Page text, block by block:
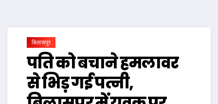
बिलासपुर
पति को बचाने हमलावर
से भिड़ गई पत्नी,